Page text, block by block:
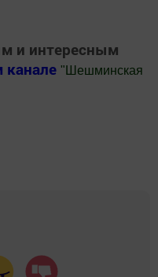
и интересным
канале " Шешминская